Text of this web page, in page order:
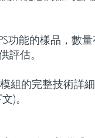
功能的樣品，數
評估。
模組的完整技術詳
)。